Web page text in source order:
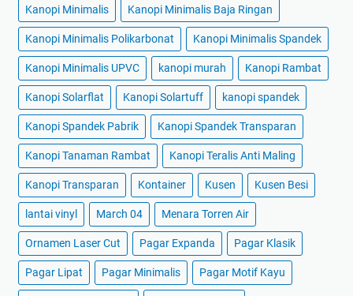
Kanopi Minimalis Kanopi Minimalis Baja Ringan
Kanopi Minimalis Polikarbonat Kanopi Minimalis Spandek
Kanopi Minimalis UPVC kanopi murah Kanopi Rambat
Kanopi Solarflat Kanopi Solartuff kanopi spandek
Kanopi Spandek Pabrik Kanopi Spandek Transparan
Kanopi Tanaman Rambat Kanopi Teralis Anti Maling
Kanopi Transparan Kontainer Kusen Kusen Besi
lantai vinyl March 04 Menara Torren Air
Ornamen Laser Cut Pagar Expanda Pagar Klasik
Pagar Lipat Pagar Minimalis Pagar Motif Kayu